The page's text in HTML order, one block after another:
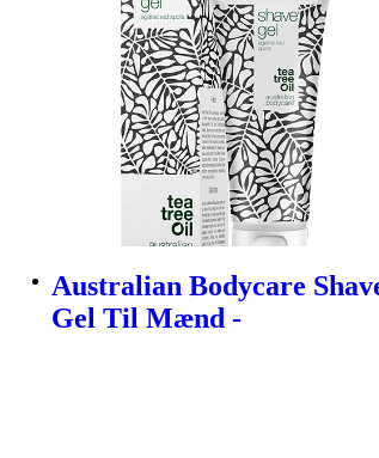
Australian Bodycare
Gel Til Mænd -